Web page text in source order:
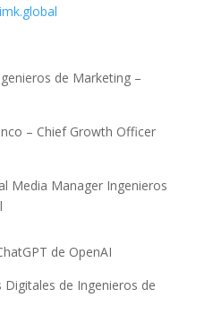
de Marketing –
– Chief Growth Officer
Media Manager Ingenieros
de OpenAI
de Ingenieros de